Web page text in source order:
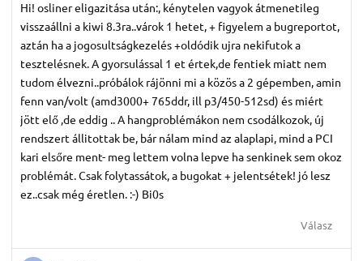
Hi! osliner eligazitása után:, kénytelen vagyok átmenetileg
visszaállni a kiwi 8.3ra..várok 1 hetet, + figyelem a bugreportot,
aztán ha a jogosultságkezelés +oldódik ujra nekifutok a
tesztelésnek. A gyorsulással 1 et értek,de fentiek miatt nem
tudom élvezni..próbálok rájönni mi a közös a 2 gépemben, amin
fenn van/volt (amd3000+ 765ddr, ill p3/450-512sd) és miért
jött elő ,de eddig .. A hangproblémákon nem csodálkozok, új
rendszert állitottak be, bár nálam mind az alaplapi, mind a PCI
kari elsőre ment- meg lettem volna lepve ha senkinek sem okoz
problémát. Csak folytassátok, a bugokat + jelentsétek! jó lesz
ez..csak még éretlen. :-) Bi0s
Válasz